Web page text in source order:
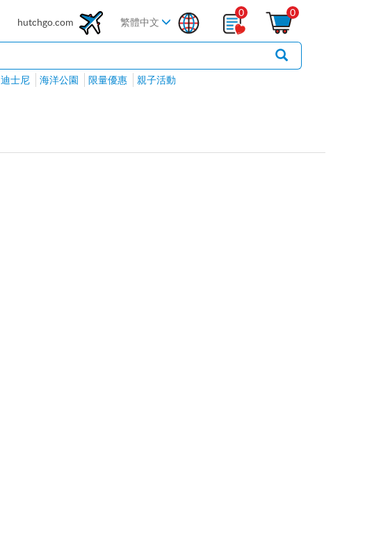
hutchgo.com 繁體中文
0 0
迪士尼 海洋公園 限量優惠 親子活動